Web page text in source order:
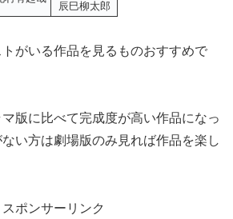
辰巳柳太郎
がいる作品を見るものおすすめで
版に比べて完成度が高い作品になっ
い方は劇場版のみ見れば作品を楽し
スポンサーリンク